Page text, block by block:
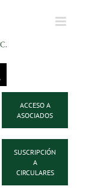
ACCESO A
ASOCIADOS
SUSCRIPCIÓN
A
CIRCULARES